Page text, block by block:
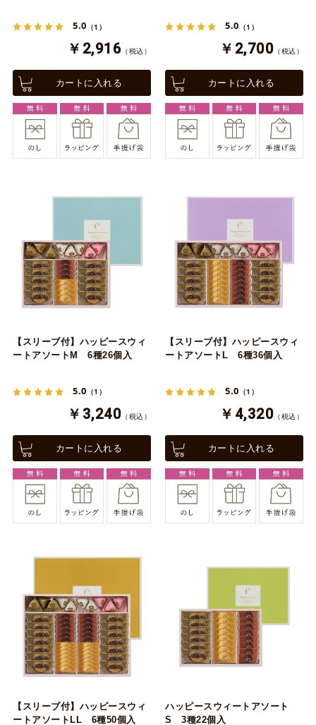
5.0 （1）
￥2,916 （税込）
カートに入れる
5.0 （1）
￥2,700 （税込）
カートに入れる
【スリーブ付】ハッピースウィ
ートアソートM 6種26個入
5.0 （1）
￥3,240 （税込）
カートに入れる
【スリーブ付】ハッピースウィ
ートアソートL 6種36個入
5.0 （1）
￥4,320 （税込）
カートに入れる
【スリーブ付】ハッピースウィ
ートアソートLL 6種50個入
ハッピースウィートアソート
S 3種22個入